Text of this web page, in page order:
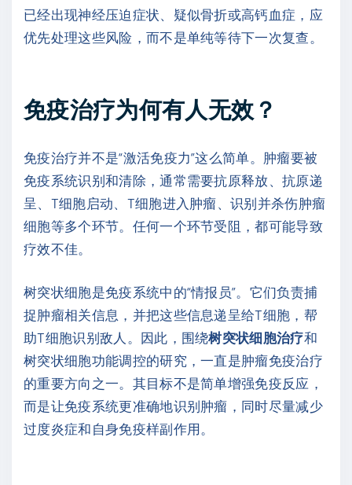
已经出现神经压迫症状、疑似骨折或高钙血症，应
优先处理这些风险，而不是单纯等待下一次复查。
免疫治疗为何有人无效？
免疫治疗并不是“激活免疫力”这么简单。肿瘤要被
免疫系统识别和清除，通常需要抗原释放、抗原递
呈、T细胞启动、T细胞进入肿瘤、识别并杀伤肿瘤
细胞等多个环节。任何一个环节受阻，都可能导致
疗效不佳。
树突状细胞是免疫系统中的“情报员”。它们负责捕
捉肿瘤相关信息，并把这些信息递呈给T细胞，帮
助T细胞识别敌人。因此，围绕树突状细胞治疗和
树突状细胞功能调控的研究，一直是肿瘤免疫治疗
的重要方向之一。其目标不是简单增强免疫反应，
而是让免疫系统更准确地识别肿瘤，同时尽量减少
过度炎症和自身免疫样副作用。